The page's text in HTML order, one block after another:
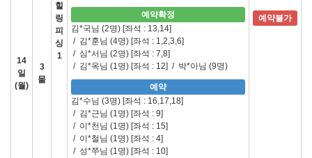
14
일
(월)
3
물
힐
링
피
싱
1
예약확정
김*국님 (2명) [좌석 : 13,14]
/ 김*훈님 (4명) [좌석 : 1,2,3,6]
/ 심*서님 (2명) [좌석 : 7,8]
/ 김*옥님 (1명) [좌석 : 12] / 박*아님 (9명)
예약
김*수님 (3명) [좌석 : 16,17,18]
/ 김*근님 (1명) [좌석 : 9]
/ 이*천님 (1명) [좌석 : 15]
/ 이*철님 (1명) [좌석 : 4]
/ 성*쭈님 (1명) [좌석 : 10]
예약불가